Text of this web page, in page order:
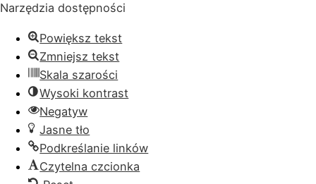
Narzędzia dostępności
Powiększ tekst
Zmniejsz tekst
Skala szarości
Wysoki kontrast
Negatyw
Jasne tło
Podkreślanie linków
Czytelna czcionka